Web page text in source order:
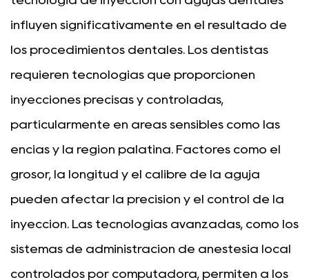
influyen significativamente en el resultado de
los procedimientos dentales. Los dentistas
requieren tecnologías que proporcionen
inyecciones precisas y controladas,
particularmente en áreas sensibles como las
encías y la región palatina. Factores como el
grosor, la longitud y el calibre de la aguja
pueden afectar la precisión y el control de la
inyección. Las tecnologías avanzadas, como los
sistemas de administración de anestesia local
controlados por computadora, permiten a los